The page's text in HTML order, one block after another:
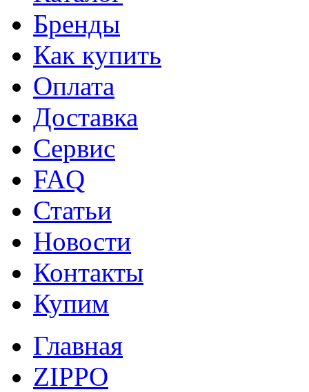
Бренды
Как купить
Оплата
Доставка
Сервис
FAQ
Статьи
Новости
Контакты
Купим
Главная
ZIPPO